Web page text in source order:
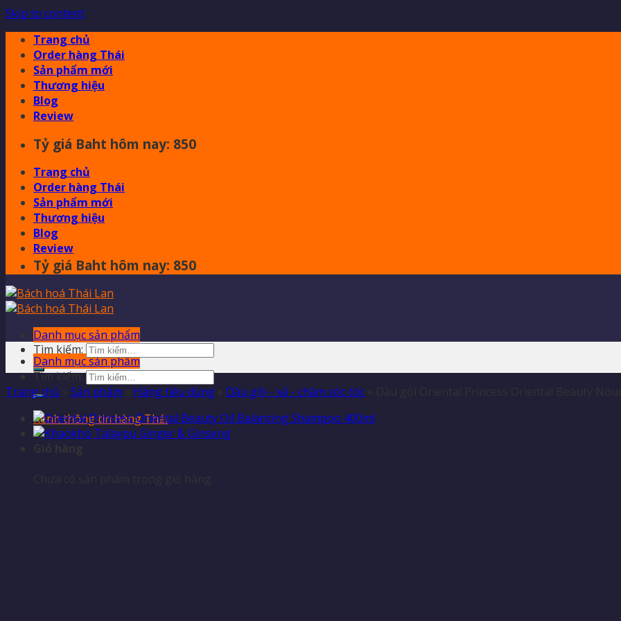
Skip to content
Trang chủ
Order hàng Thái
Sản phẩm mới
Thương hiệu
Blog
Review
Tỷ giá Baht hôm nay: 850
Trang chủ
Order hàng Thái
Sản phẩm mới
Thương hiệu
Blog
Review
Tỷ giá Baht hôm nay: 850
Danh mục sản phẩm
Danh mục sản phẩm
Tìm kiếm:
Kênh thông tin hàng Thái
Tìm kiếm:
Trang chủ Sản phẩm Hàng tiêu dùng Dầu gội - xả - chăm sóc tóc